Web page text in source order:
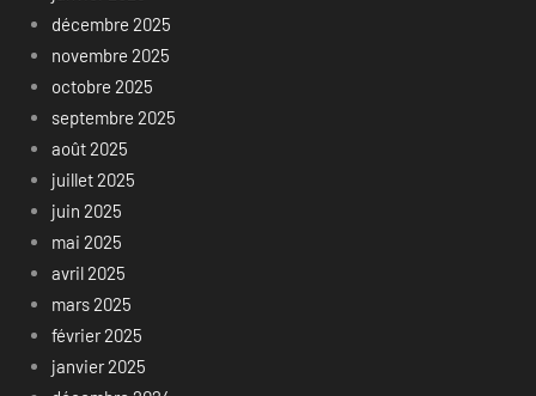
décembre 2025
novembre 2025
octobre 2025
septembre 2025
août 2025
juillet 2025
juin 2025
mai 2025
avril 2025
mars 2025
février 2025
janvier 2025